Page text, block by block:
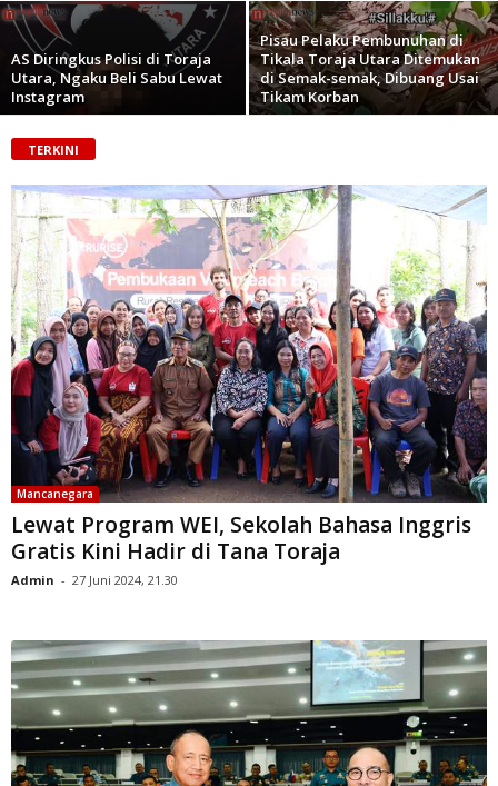
‎AS Diringkus Polisi di Toraja
Utara, Ngaku Beli Sabu Lewat
Instagram
Pisau Pelaku Pembunuhan di
Tikala Toraja Utara Ditemukan
di Semak-semak, Dibuang Usai
Tikam Korban
TERKINI
Mancanegara
Lewat Program WEI, Sekolah Bahasa Inggris
Gratis Kini Hadir di Tana Toraja
Admin - 27 Juni 2024, 21.30